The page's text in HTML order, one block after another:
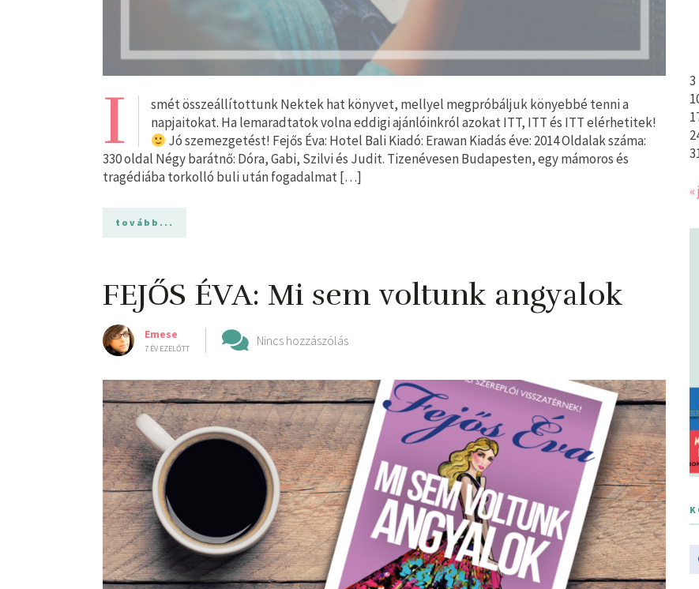
I
smét összeállítottunk Nektek hat könyvet, mellyel megpróbáljuk könyebbé tenni a
napjaitokat. Ha lemaradtatok volna eddigi ajánlóinkról azokat ITT, ITT és ITT elérhetitek!
Jó szemezgetést! Fejős Éva: Hotel ​Bali Kiadó: Erawan Kiadás éve: 2014 Oldalak száma:
330 oldal Négy barátnő: Dóra, Gabi, Szilvi és Judit. Tizenévesen Budapesten, egy mámoros és
tragédiába torkolló buli után fogadalmat […]
tovább...
FEJŐS ÉVA: Mi sem voltunk angyalok
Emese
7 ÉV EZELŐTT
Nincs hozzászólás
3